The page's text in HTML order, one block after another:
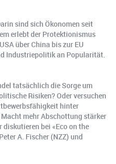
sind sich Ökonomen seit
erlebt der Protektionismus
über China bis zur EU
Industriepolitik an Popularität.
tatsächlich die Sorge um
Risiken? Oder versuchen
hinter
mehr Abschottung stärker
diskutieren bei «Eco on the
A. Fischer (NZZ) und